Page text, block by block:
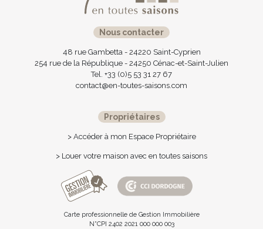
Nous contacter
48 rue Gambetta - 24220 Saint-Cyprien
254 rue de la République - 24250 Cénac-et-Saint-Julien
Tel. +33 (0)5 53 31 27 67
contact@en-toutes-saisons.com
Propriétaires
> Accéder à mon Espace Propriétaire
> Louer votre maison avec en toutes saisons
Carte professionnelle de Gestion Immobilière
N°CPI 2402 2021 000 000 003